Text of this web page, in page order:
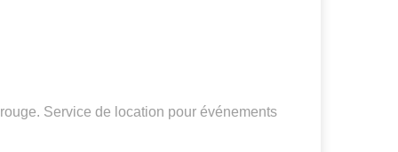
Service de location pour événements